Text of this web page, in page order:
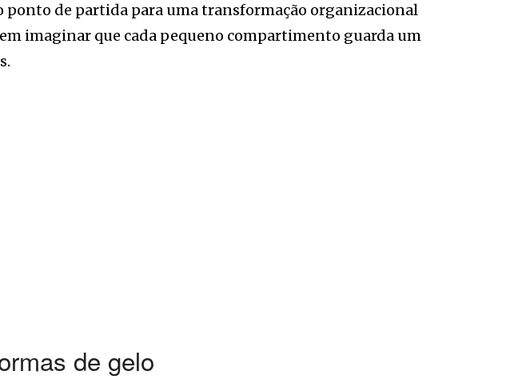
de partida para uma transformação organizacional
imaginar que cada pequeno compartimento guarda um
de gelo